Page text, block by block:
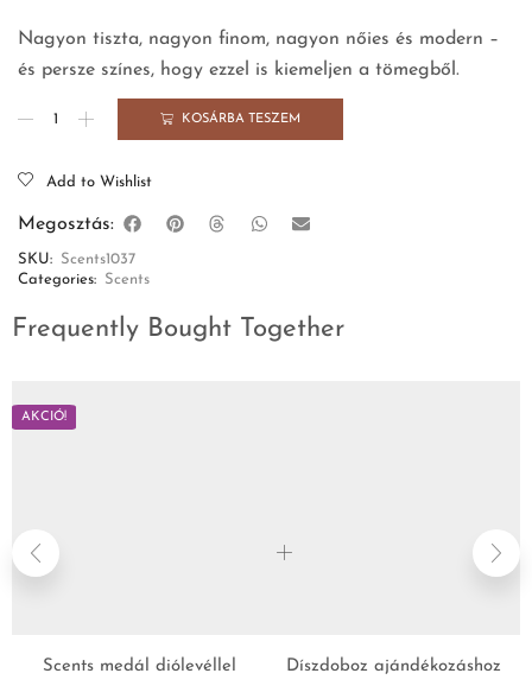
Nagyon tiszta, nagyon finom, nagyon nőies és modern –
és persze színes, hogy ezzel is kiemeljen a tömegből.
KOSÁRBA TESZEM
Add to Wishlist
Megosztás:
SKU:
Scents1037
Categories:
Scents
Frequently Bought Together
AKCIÓ!
Scents medál diólevéllel Díszdoboz ajándékozáshoz